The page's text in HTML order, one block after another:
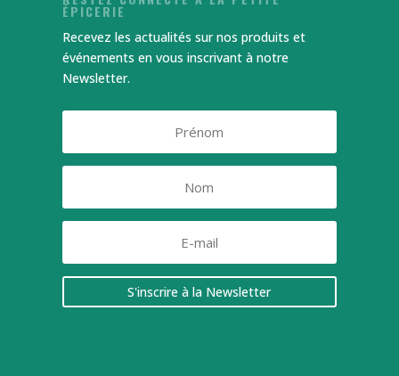
ÉPICERIE
Recevez les actualités sur nos produits et
événements en vous inscrivant à notre
Newsletter.
S'inscrire à la Newsletter